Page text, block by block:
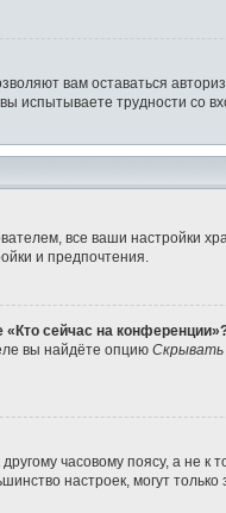
вам оставаться
испытываете трудности со
все ваши настройки
и предпочтения.
«Кто сейчас на
вы найдёте опцию Скрывать
часовому поясу, а не к
настроек, могут